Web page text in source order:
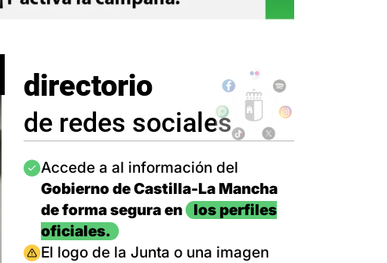
directorio
de redes sociales
Imagen
Accede a al información del
Gobierno de Castilla-La Mancha
de forma segura en
los perfiles
oficiales.
Imagen
El logo de la Junta o una imagen